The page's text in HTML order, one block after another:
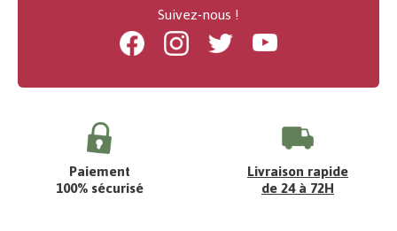
Suivez-nous !
FacebookInstagramTwitter Youtube
Paiement
100% sécurisé
Livraison rapide
de 24 à 72H